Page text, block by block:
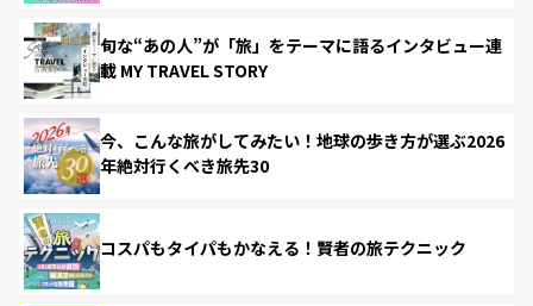
旬な“あの人”が「旅」をテーマに語るインタビュー連
載 MY TRAVEL STORY
今、こんな旅がしてみたい！地球の歩き方が選ぶ2026
年絶対行くべき旅先30
コスパもタイパもかなえる！賢者の旅テクニック